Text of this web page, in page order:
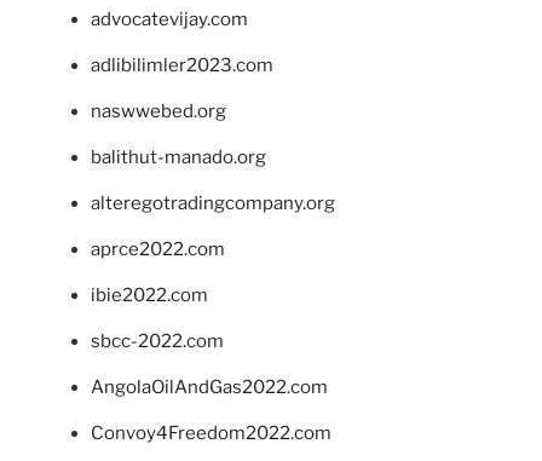
advocatevijay.com
adlibilimler2023.com
naswwebed.org
balithut-manado.org
alteregotradingcompany.org
aprce2022.com
ibie2022.com
sbcc-2022.com
AngolaOilAndGas2022.com
Convoy4Freedom2022.com